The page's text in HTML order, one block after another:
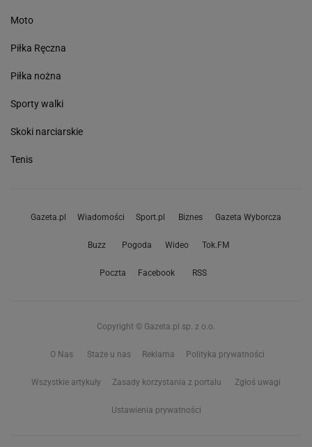
Moto
Piłka Ręczna
Piłka nożna
Sporty walki
Skoki narciarskie
Tenis
Gazeta.pl Wiadomości Sport.pl Biznes Gazeta Wyborcza
Buzz Pogoda Wideo Tok.FM
Poczta Facebook RSS
Copyright © Gazeta.pl sp. z o.o.
O Nas Staże u nas Reklama Polityka prywatności
Wszystkie artykuły Zasady korzystania z portalu Zgłoś uwagi
Ustawienia prywatności